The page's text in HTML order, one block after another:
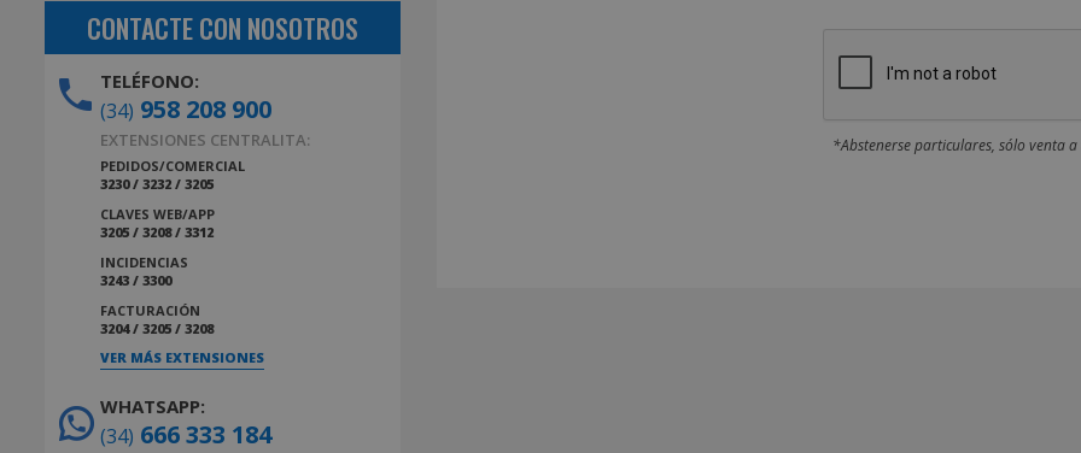
*Abstenerse particulares, sólo venta
CONTACTE CON NOSOTROS
TELÉFONO:
(34) 958 208 900
EXTENSIONES CENTRALITA:
PEDIDOS/COMERCIAL
3230 / 3232 / 3205
CLAVES WEB/APP
3205 / 3208 / 3312
INCIDENCIAS
3243 / 3300
FACTURACIÓN
3204 / 3205 / 3208
VER MÁS EXTENSIONES
WHATSAPP:
(34) 666 333 184